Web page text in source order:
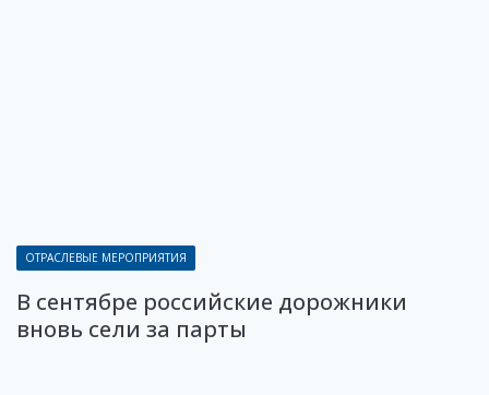
ОТРАСЛЕВЫЕ МЕРОПРИЯТИЯ
В сентябре российские дорожники
вновь сели за парты